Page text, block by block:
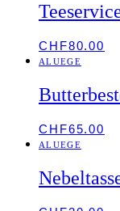
CHF80.00
ALUEGE
CHF65.00
ALUEGE